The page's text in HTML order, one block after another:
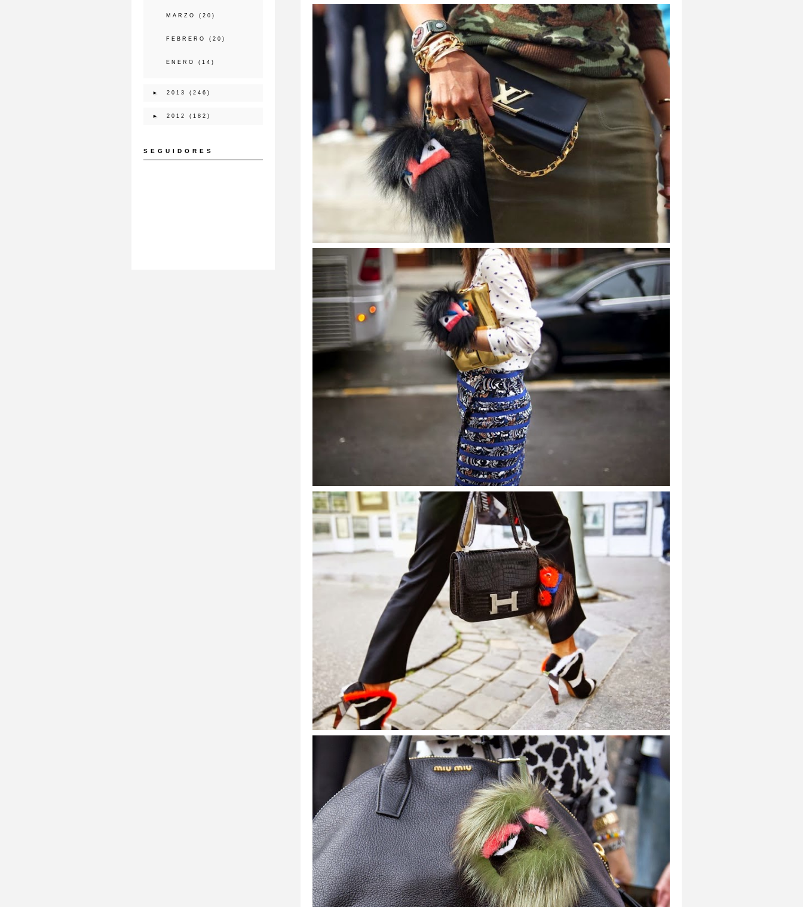
MARZO (20)
FEBRERO (20)
ENERO (14)
► 2013 (246)
► 2012 (182)
SEGUIDORES